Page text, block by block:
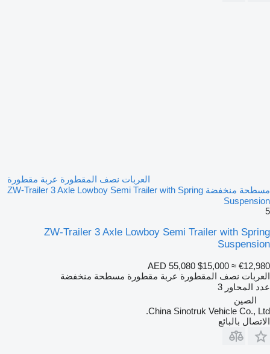
العربات نصف المقطورة عربة مقطورة
مسطحة منخفضة ZW-Trailer 3 Axle Lowboy Semi Trailer with Spring
Suspension
5
ZW-Trailer 3 Axle Lowboy Semi Trailer with Spring
Suspension
AED 55,080 $15,000 ≈ €12,980
العربات نصف المقطورة عربة مقطورة مسطحة منخفضة
عدد المحاور 3
الصين
China Sinotruk Vehicle Co., Ltd.
الاتصال بالبائع